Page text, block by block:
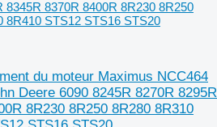
8345R 8370R 8400R 8R230 8R250
8R410 STS12 STS16 STS20
du moteur Maximus NCC464
Deere 6090 8245R 8270R 8295R
8R230 8R250 8R280 8R310